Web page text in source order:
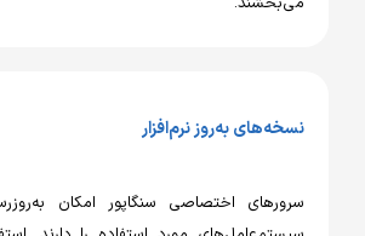
به‌روز نرم‌افزار
اختصاصی سنگاپور امکان به‌روزرسانی